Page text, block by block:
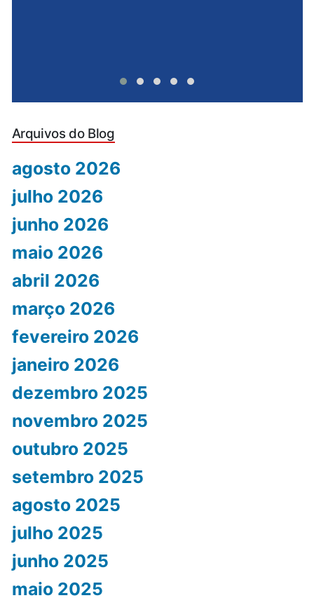
Arquivos do Blog
agosto 2026
julho 2026
junho 2026
maio 2026
abril 2026
março 2026
fevereiro 2026
janeiro 2026
dezembro 2025
novembro 2025
outubro 2025
setembro 2025
agosto 2025
julho 2025
junho 2025
maio 2025